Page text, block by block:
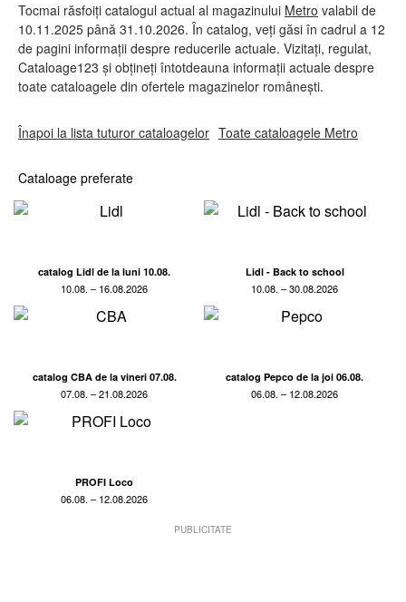
Tocmai răsfoiți catalogul actual al magazinului Metro valabil de
10.11.2025 până 31.10.2026. În catalog, veți găsi în cadrul a 12
de pagini informații despre reducerile actuale. Vizitați, regulat,
Cataloage123 și obțineți întotdeauna informații actuale despre
toate cataloagele din ofertele magazinelor românești.
Înapoi la lista tuturor cataloagelor Toate cataloagele Metro
Cataloage preferate
catalog Lidl de la luni 10.08.
10.08. – 16.08.2026
Lidl - Back to school
10.08. – 30.08.2026
catalog CBA de la vineri 07.08.
07.08. – 21.08.2026
catalog Pepco de la joi 06.08.
06.08. – 12.08.2026
PROFI Loco
06.08. – 12.08.2026
PUBLICITATE